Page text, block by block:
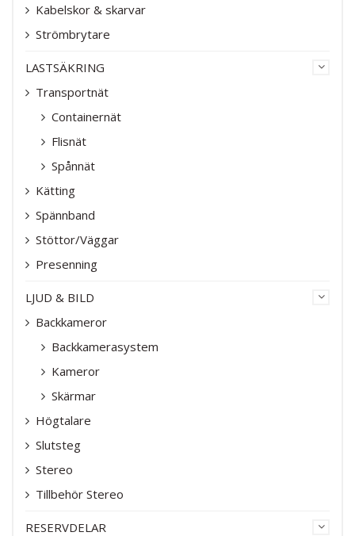
Kabelskor & skarvar
Strömbrytare
LASTSÄKRING
Transportnät
Containernät
Flisnät
Spånnät
Kätting
Spännband
Stöttor/Väggar
Presenning
LJUD & BILD
Backkameror
Backkamerasystem
Kameror
Skärmar
Högtalare
Slutsteg
Stereo
Tillbehör Stereo
RESERVDELAR